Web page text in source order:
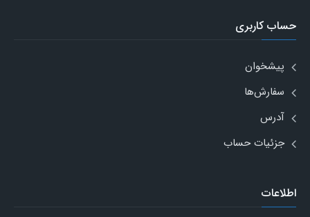
حساب کاربری
پیشخوان
سفارش‌ها
آدرس
جزئیات حساب
اطلاعات